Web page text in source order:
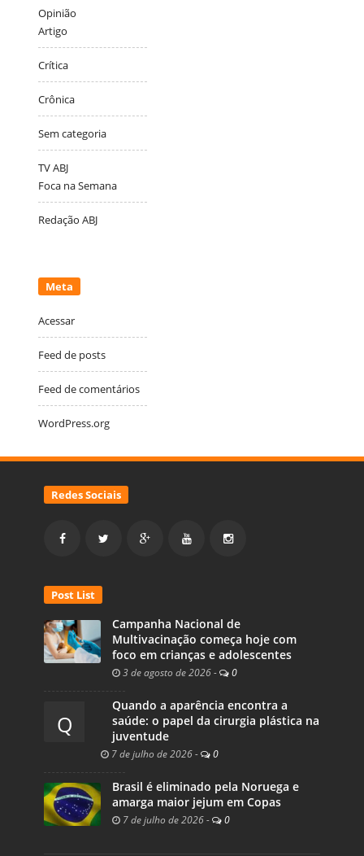
Opinião
Artigo
Crítica
Crônica
Sem categoria
TV ABJ
Foca na Semana
Redação ABJ
Meta
Acessar
Feed de posts
Feed de comentários
WordPress.org
Redes Sociais
Post List
Campanha Nacional de
Multivacinação começa hoje com
foco em crianças e adolescentes
3 de agosto de 2026 - 0
Q
Quando a aparência encontra a
saúde: o papel da cirurgia plástica na
juventude
7 de julho de 2026 - 0
Brasil é eliminado pela Noruega e
amarga maior jejum em Copas
7 de julho de 2026 - 0